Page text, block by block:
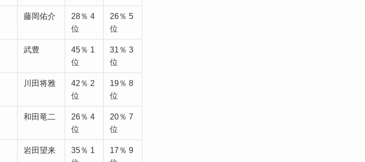
藤岡佑介
28％ 4
位
26％ 5
位
武豊
45％ 1
位
31％ 3
位
川田将雅
42％ 2
位
19％ 8
位
和田竜二
26％ 4
位
20％ 7
位
岩田望来
35％ 1
17％ 9